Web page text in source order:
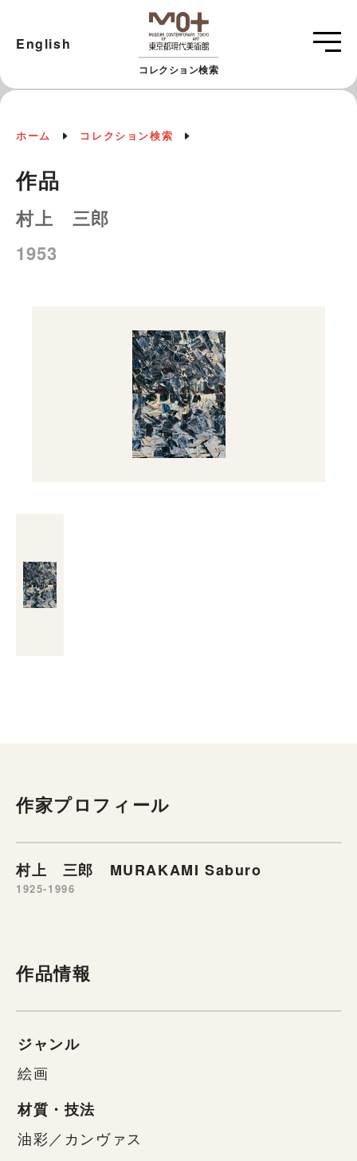
コレクション検索
English
ホーム コレクション検索
作品
村上 三郎
1953
作家プロフィール
村上 三郎 MURAKAMI Saburo
1925-1996
作品情報
ジャンル
絵画
材質・技法
油彩／カンヴァス